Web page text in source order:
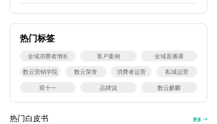
热门标签
全域消费者增长 客户案例
全域直播课
数云营销学院
数云荣誉 消费者运营
私域运营
双十一
品牌说 数云麒麟
热门白皮书 更多